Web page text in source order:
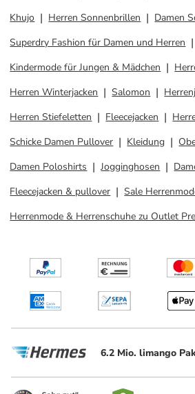
Khujo
Herren Sonnenbrillen
Damen
Superdry Fashion für Damen und Herren
Kindermode für Jungen & Mädchen
Herren Winterjacken
Salomon
Herren Stiefeletten
Fleecejacken
Schicke Damen Pullover
Kleidung
Damen Poloshirts
Jogginghosen
Fleecejacken & pullover
Sale
Herrenmode & Herrenschuhe zu Outlet
6.2 Mio. limango